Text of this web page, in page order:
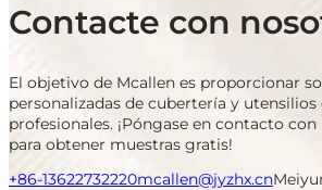
Contacte con
El objetivo de Mcallen es proporcionar
personalizadas de cubertería y utensilios
profesionales. ¡Póngase en contacto
para obtener muestras gratis!
+86-13622732220mcallen@jyzhx.cn